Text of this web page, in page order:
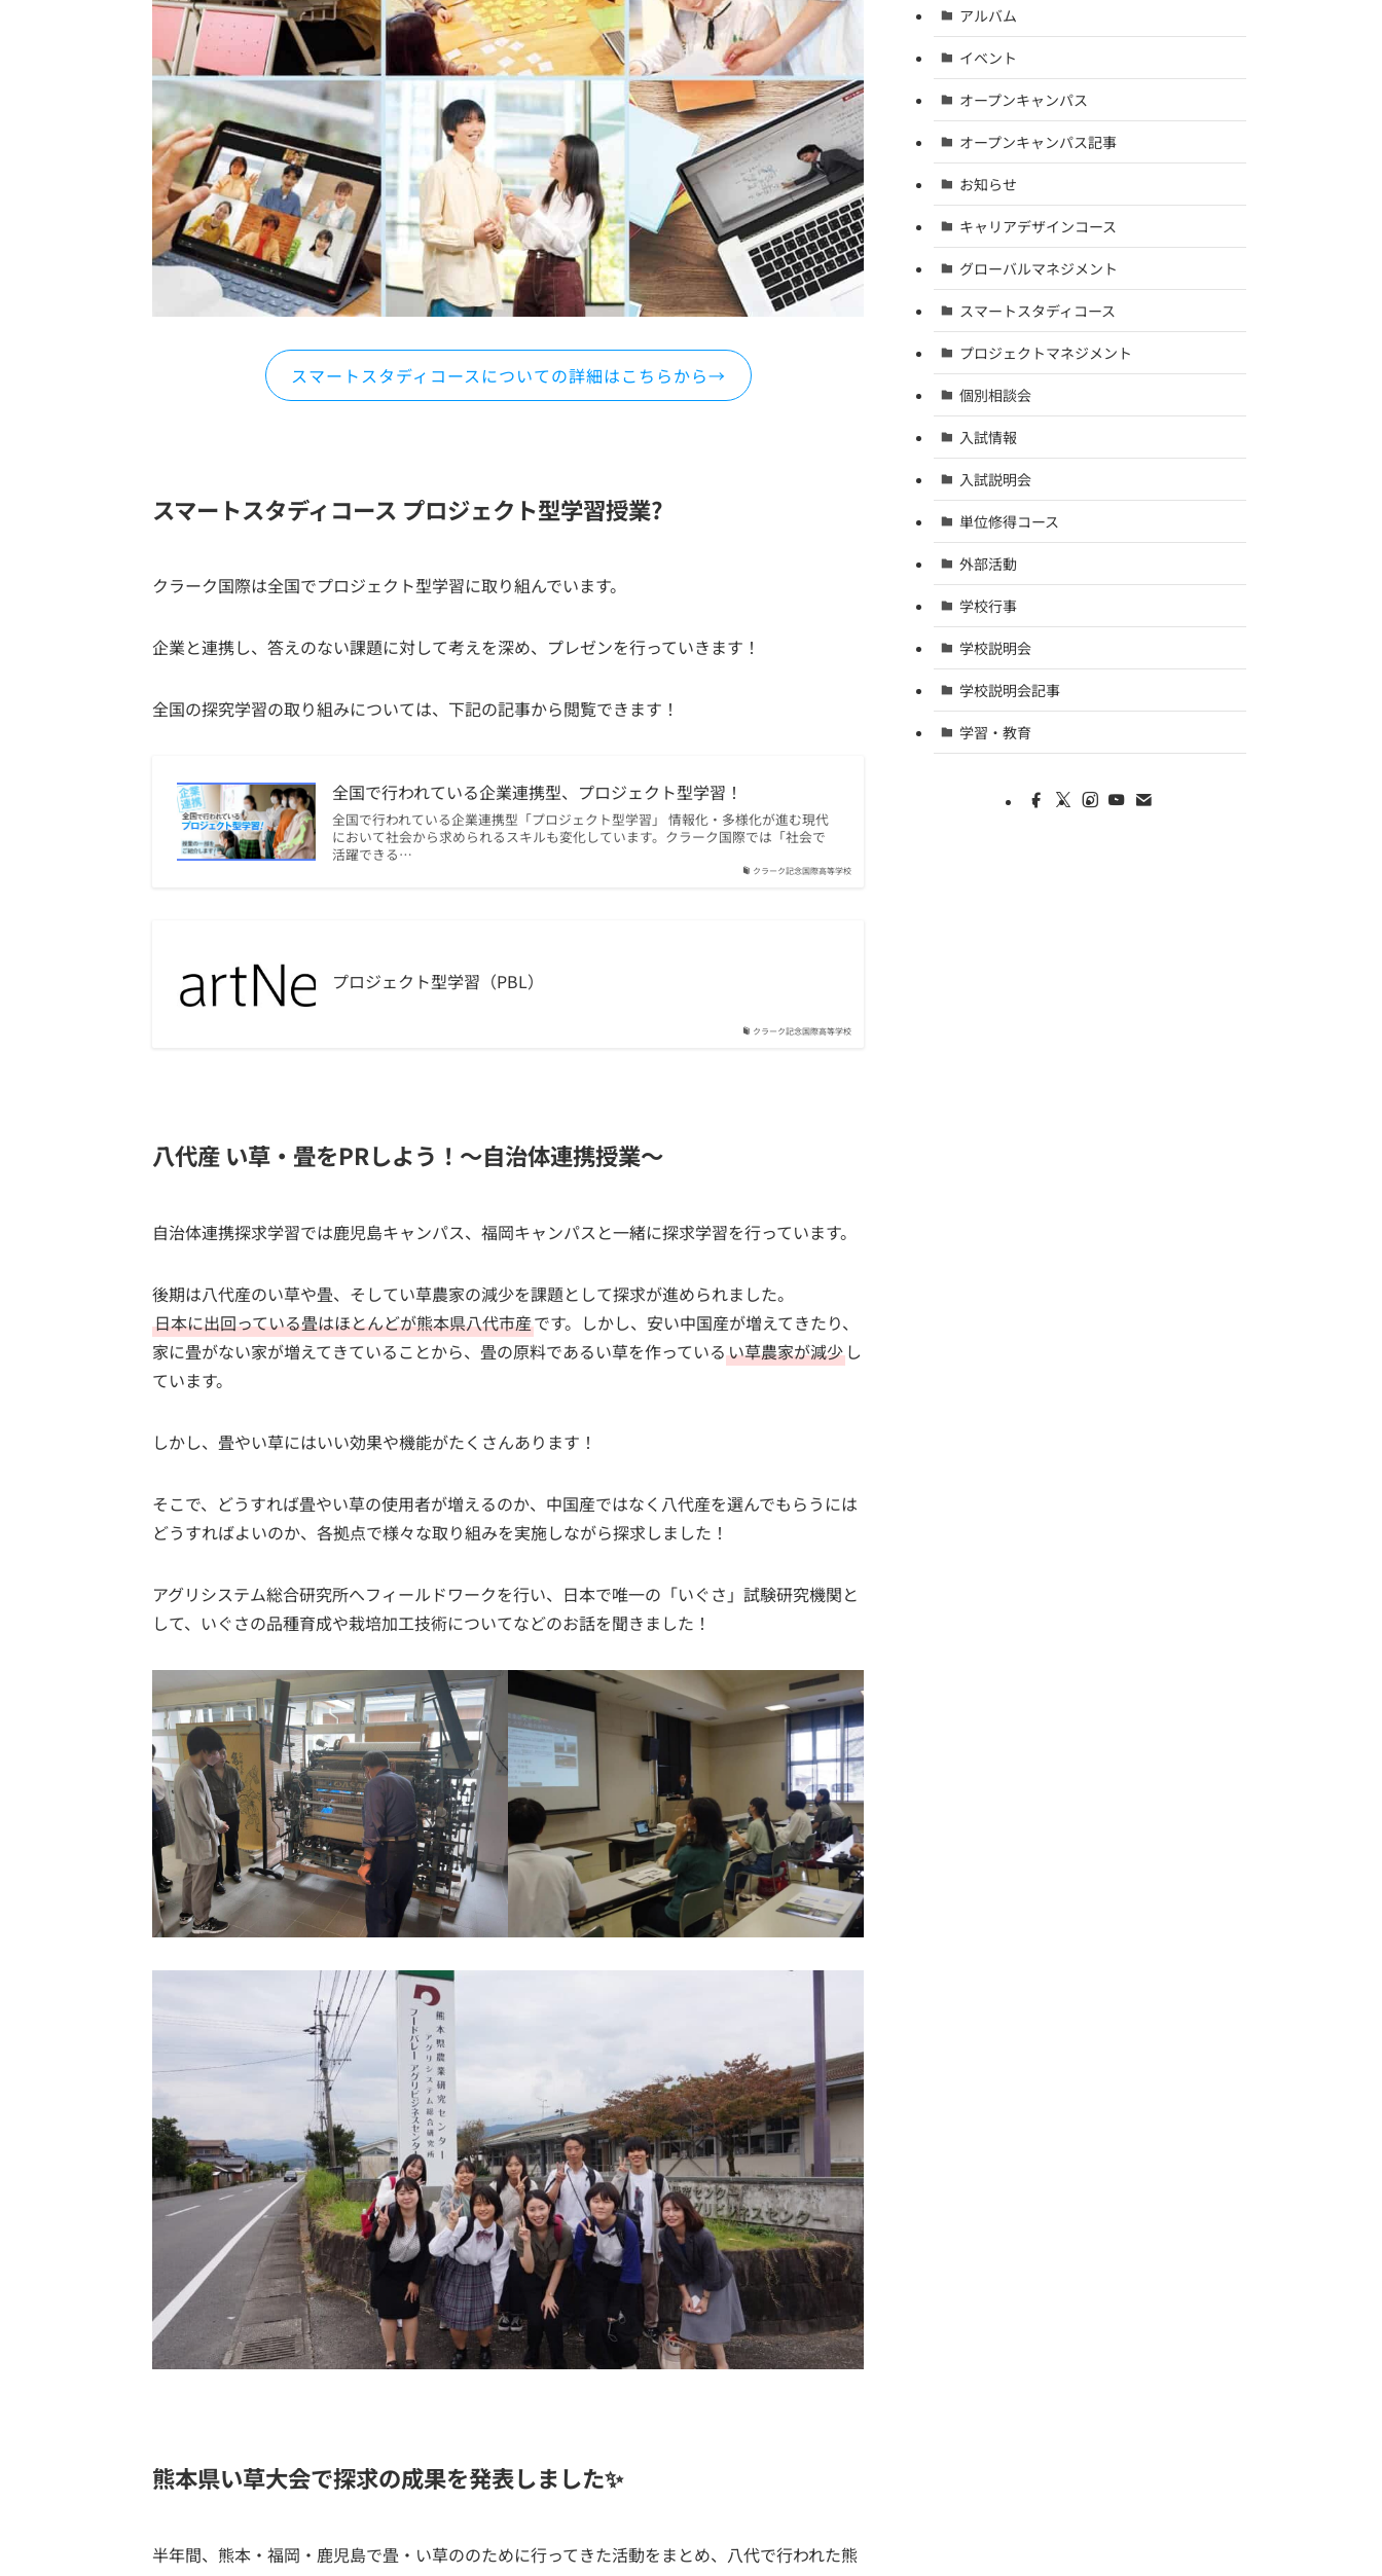
スマートスタディコースについての詳細はこちらから→
スマートスタディコース プロジェクト型学習授業?
クラーク国際は全国でプロジェクト型学習に取り組んでいます。
企業と連携し、答えのない課題に対して考えを深め、プレゼンを行っていきます！
全国の探究学習の取り組みについては、下記の記事から閲覧できます！
クラーク記念国際高等学校
全国で行われている企業連携型、プロジェクト型学習！
全国で行われている企業連携型「プロジェクト型学習」 情報化・多様化が進む現代
において社会から求められるスキルも変化しています。クラーク国際では「社会で
活躍できる…
クラーク記念国際高等学校
プロジェクト型学習（PBL）
八代産 い草・畳をPRしよう！～自治体連携授業～
自治体連携探求学習では鹿児島キャンパス、福岡キャンパスと一緒に探求学習を行っています。
後期は八代産のい草や畳、そしてい草農家の減少を課題として探求が進められました。
日本に出回っている畳はほとんどが熊本県八代市産です。しかし、安い中国産が増えてきたり、
家に畳がない家が増えてきていることから、畳の原料であるい草を作っているい草農家が減少 し
ています。
しかし、畳やい草にはいい効果や機能がたくさんあります！
そこで、どうすれば畳やい草の使用者が増えるのか、中国産ではなく八代産を選んでもらうには
どうすればよいのか、各拠点で様々な取り組みを実施しながら探求しました！
アグリシステム総合研究所へフィールドワークを行い、日本で唯一の「いぐさ」試験研究機関と
して、いぐさの品種育成や栽培加工技術についてなどのお話を聞きました！
熊本県い草大会で探求の成果を発表しました✨
半年間、熊本・福岡・鹿児島で畳・い草ののために行ってきた活動をまとめ、八代で行われた熊
アルバム
イベント
オープンキャンパス
オープンキャンパス記事
お知らせ
キャリアデザインコース
グローバルマネジメント
スマートスタディコース
プロジェクトマネジメント
個別相談会
入試情報
入試説明会
単位修得コース
外部活動
学校行事
学校説明会
学校説明会記事
学習・教育